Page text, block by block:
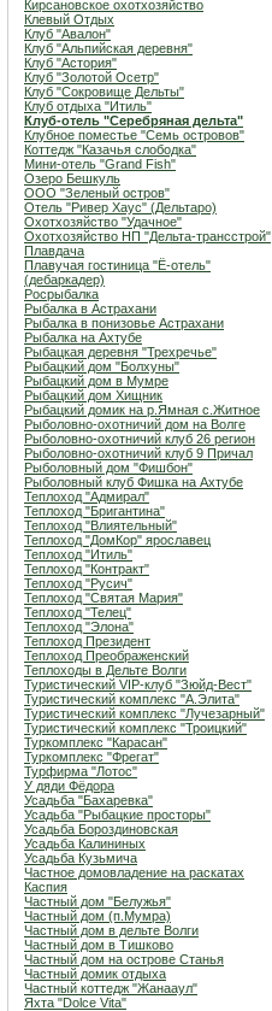
Кирсановское охотхозяйство
Клевый Отдых
Клуб "Авалон"
Клуб "Альпийская деревня"
Клуб "Астория"
Клуб "Золотой Осетр"
Клуб "Сокровище Дельты"
Клуб отдыха "Итиль"
Клуб-отель "Серебряная дельта"
Клубное поместье "Семь островов"
Коттедж "Казачья слободка"
Мини-отель "Grand Fish"
Озеро Бешкуль
ООО "Зеленый остров"
Отель "Ривер Хаус" (Дельтаро)
Охотхозяйство "Удачное"
Охотхозяйство НП "Дельта-трансстрой"
Плавдача
Плавучая гостиница "Ё-отель"
(дебаркадер)
Росрыбалка
Рыбалка в Астрахани
Рыбалка в понизовье Астрахани
Рыбалка на Ахтубе
Рыбацкая деревня "Трехречье"
Рыбацкий дом "Болхуны"
Рыбацкий дом в Мумре
Рыбацкий дом Хищник
Рыбацкий домик на р.Ямная с.Житное
Рыболовно-охотничий дом на Волге
Рыболовно-охотничий клуб 26 регион
Рыболовно-охотничий клуб 9 Причал
Рыболовный дом "Фишбон"
Рыболовный клуб Фишка на Ахтубе
Теплоход "Адмирал"
Теплоход "Бригантина"
Теплоход "Влиятельный"
Теплоход "ДомКор" ярославец
Теплоход "Итиль"
Теплоход "Контракт"
Теплоход "Русич"
Теплоход "Святая Мария"
Теплоход "Телец"
Теплоход "Элона"
Теплоход Президент
Теплоход Преображенский
Теплоходы в Дельте Волги
Туристический VIP-клуб "Зюйд-Вест"
Туристический комплекс "А.Элита"
Туристический комплекс "Лучезарный"
Туристический комплекс "Троицкий"
Туркомплекс "Карасан"
Туркомплекс "Фрегат"
Турфирма "Лотос"
У дяди Фёдора
Усадьба "Бахаревка"
Усадьба "Рыбацкие просторы"
Усадьба Бороздиновская
Усадьба Калининых
Усадьба Кузьмича
Частное домовладение на раскатах
Каспия
Частный дом "Белужья"
Частный дом (п.Мумра)
Частный дом в дельте Волги
Частный дом в Тишково
Частный дом на острове Станья
Частный домик отдыха
Частный коттедж "Жанааул"
Яхта "Dolce Vita"